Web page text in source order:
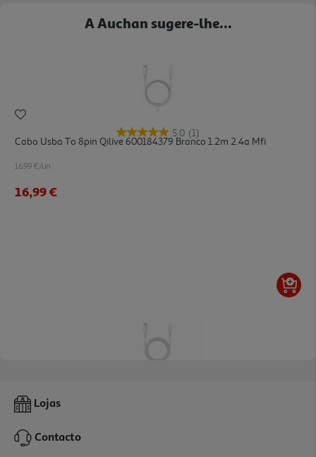
A Auchan sugere-lhe...
5.0 (1)
Cabo Usba To 8pin Qilive 600184379 Branco 1.2m 2.4a Mfi
16.99 €/un
16,99 €
Cabo Usba To 8pin Qilive 600183189 Branco 2m 2.4a Mfi
14,99 €
Lojas
Contacto